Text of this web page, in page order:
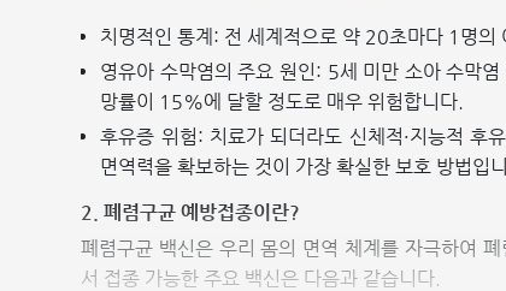
치명적인 통계: 전 세계적으로 약 20초마다 1명
영유아 수막염의 주요 원인: 5세 미만 소아 수막
망률이 15%에 달할 정도로 매우 위험합니다.
후유증 위험: 치료가 되더라도 신체적·지능적 후
면역력을 확보하는 것이 가장 확실한 보호 방법입
2. 폐렴구균 예방접종이란?
폐렴구균 백신은 우리 몸의 면역 체계를 자극하여
서 접종 가능한 주요 백신은 다음과 같습니다.